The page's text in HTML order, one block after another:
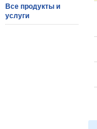
Все продукты и
услуги